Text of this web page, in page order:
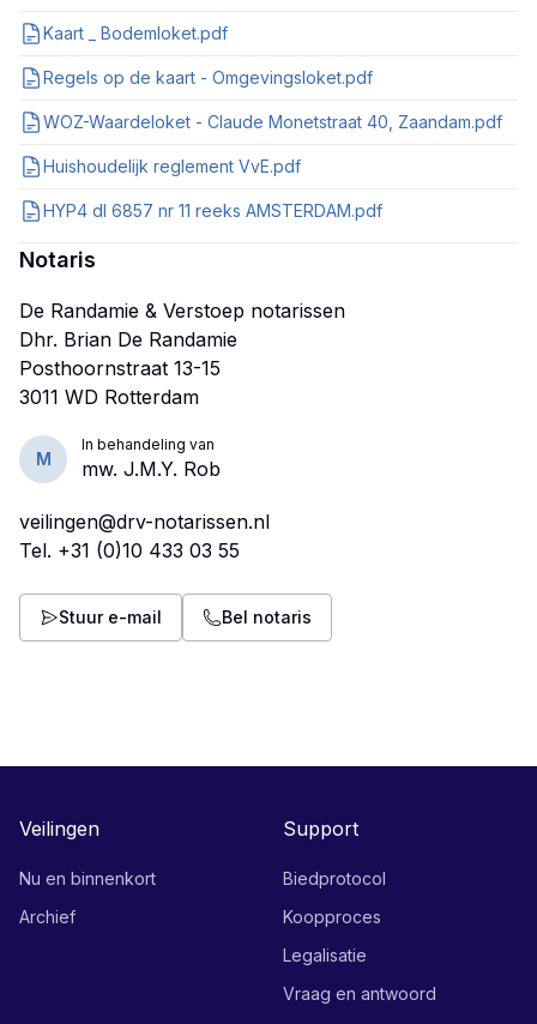
Kaart _ Bodemloket.pdf
Regels op de kaart - Omgevingsloket.pdf
WOZ-Waardeloket - Claude Monetstraat 40, Zaandam.pdf
Huishoudelijk reglement VvE.pdf
HYP4 dl 6857 nr 11 reeks AMSTERDAM.pdf
Notaris
De Randamie & Verstoep notarissen
Dhr. Brian De Randamie
Posthoornstraat 13-15
M
In behandeling van
mw. J.M.Y. Rob
veilingen@drv-notarissen.nl
Tel. +31 (0)10 433 03 55
Stuur e-mail Bel notaris
Veilingen
Nu en binnenkort
Archief
Support
Biedprotocol
Koopproces
Legalisatie
Vraag en antwoord